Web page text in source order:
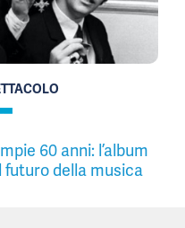
60 anni: l’album
futuro della musica